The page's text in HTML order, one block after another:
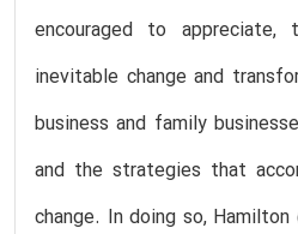
encouraged to appreciate,
inevitable change and
business and family
and the strategies that
change. In doing so,